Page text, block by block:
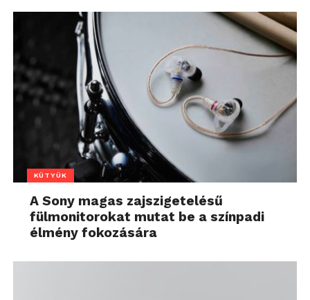
KÜTYÜK
A Sony magas zajszigetelésű
fülmonitorokat mutat be a színpadi
élmény fokozására